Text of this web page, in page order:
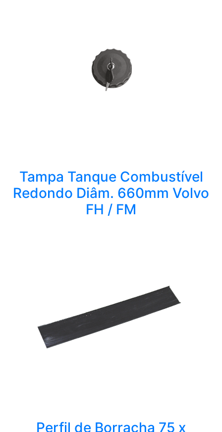
Tampa Tanque Combustível
Redondo Diâm. 660mm Volvo
FH / FM
Perfil de Borracha 75 x